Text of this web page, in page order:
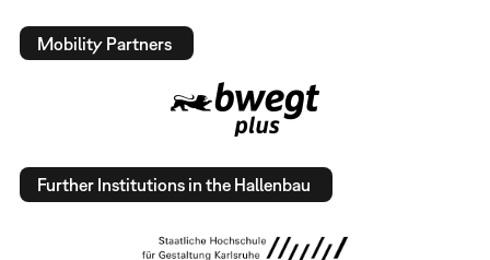
Mobility Partners
Further Institutions in the Hallenbau